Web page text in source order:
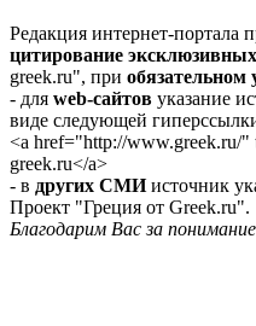
Редакция интернет-портала
цитирование
greek.ru", при обязательном
- для web-сайтов указание
виде следующей
<a href="http://www.greek.ru/"
greek.ru</a>
- в других СМИисточник
Проект "Греция от Greek.ru".
Благодарим Вас за